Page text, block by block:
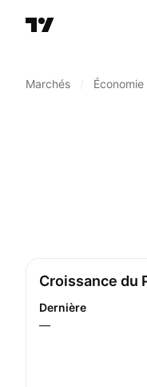
Marchés Économie
Croissance du
Dernière
—